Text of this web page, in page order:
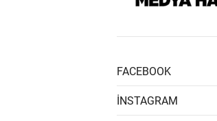
FACEBOOK
İNSTAGRAM